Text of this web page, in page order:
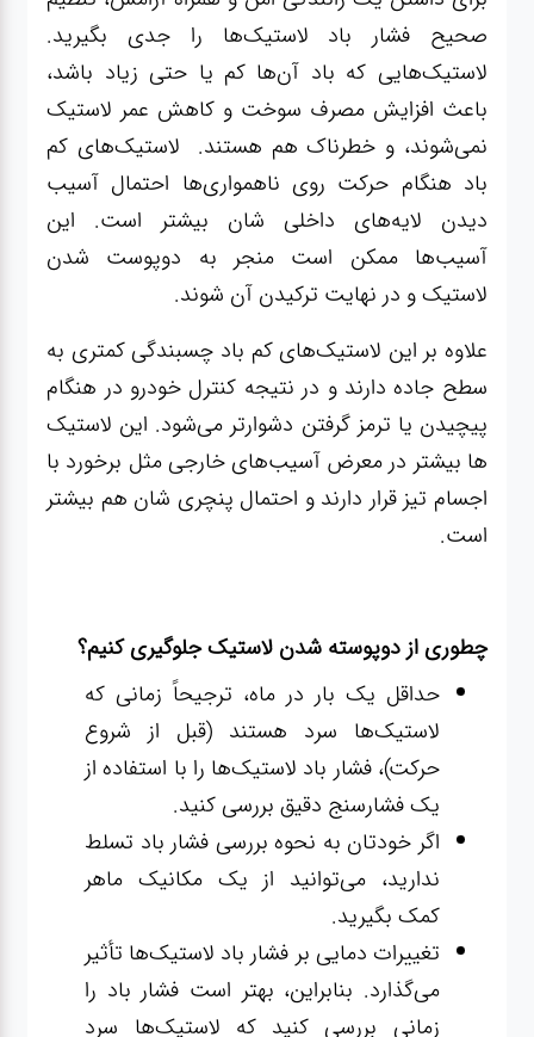
صحیح فشار باد لاستیک‌ها را جدی بگیرید.
لاستیک‌هایی که باد آن‌ها کم یا حتی زیاد باشد،
باعث افزایش مصرف سوخت و کاهش عمر لاستیک
نمی‌شوند، و خطرناک هم هستند. لاستیک‌های کم
باد هنگام حرکت روی ناهمواری‌ها احتمال آسیب
دیدن لایه‌های داخلی شان بیشتر است. این
آسیب‌ها ممکن است منجر به دوپوست شدن
لاستیک و در نهایت ترکیدن آن شوند.
علاوه بر این لاستیک‌های کم باد چسبندگی کمتری به
سطح جاده دارند و در نتیجه کنترل خودرو در هنگام
پیچیدن یا ترمز گرفتن دشوارتر می‌شود. این لاستیک
ها بیشتر در معرض آسیب‌های خارجی مثل برخورد با
اجسام تیز قرار دارند و احتمال پنچری شان هم بیشتر
است.
چطوری از دوپوسته شدن لاستیک جلوگیری کنیم؟
حداقل یک بار در ماه، ترجیحاً زمانی که
لاستیک‌ها سرد هستند (قبل از شروع
حرکت)، فشار باد لاستیک‌ها را با استفاده از
یک فشارسنج دقیق بررسی کنید.
اگر خودتان به نحوه بررسی فشار باد تسلط
ندارید، می‌توانید از یک مکانیک ماهر
کمک بگیرید.
تغییرات دمایی بر فشار باد لاستیک‌ها تأثیر
می‌گذارد. بنابراین، بهتر است فشار باد را
زمانی بررسی کنید که لاستیک‌ها سرد